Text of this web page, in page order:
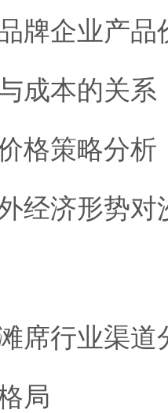
牌企业产品
成本的关系
格策略分析
经济形势
席行业渠道
局